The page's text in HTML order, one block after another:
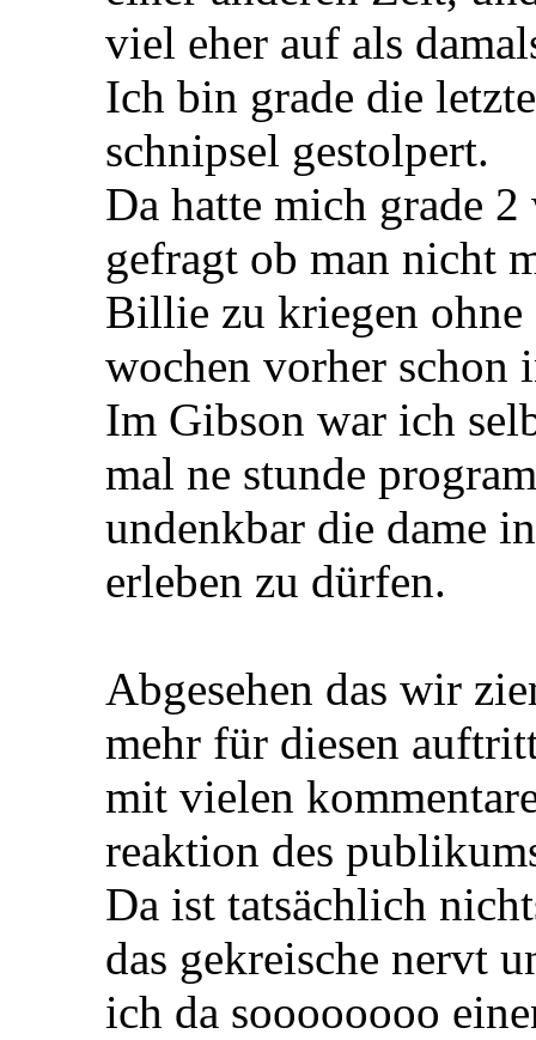
viel eher auf als
Ich bin grade die
schnipsel gestolpert.
Da hatte mich grade
gefragt ob man nicht
Billie zu kriegen ohne
wochen vorher
Im Gibson war ich
mal ne stunde
undenkbar die dame
erleben zu dürfen.
Abgesehen das wir
mehr für diesen
mit vielen
reaktion des
Da ist tatsächlich
das gekreische nervt
ich da soooooooo